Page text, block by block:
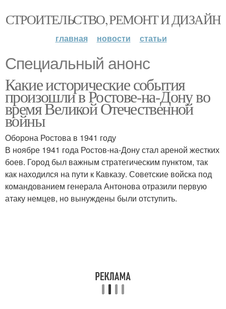
СТРОИТЕЛЬСТВО, РЕМОНТ И ДИЗАЙН
главная новости статьи
Специальный анонс
Какие исторические события
произошли в Ростове-на-Дону во
время Великой Отечественной
войны
Оборона Ростова в 1941 году
В ноябре 1941 года Ростов-на-Дону стал ареной жестких
боев. Город был важным стратегическим пунктом, так
как находился на пути к Кавказу. Советские войска под
командованием генерала Антонова отразили первую
атаку немцев, но вынуждены были отступить.